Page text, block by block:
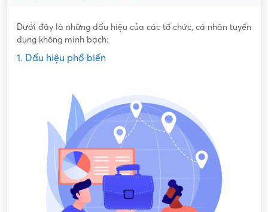
Dưới đây là những dấu hiệu của các tổ chức, cá nhân tuyển
dụng không minh bạch:
1. Dấu hiệu phổ biến